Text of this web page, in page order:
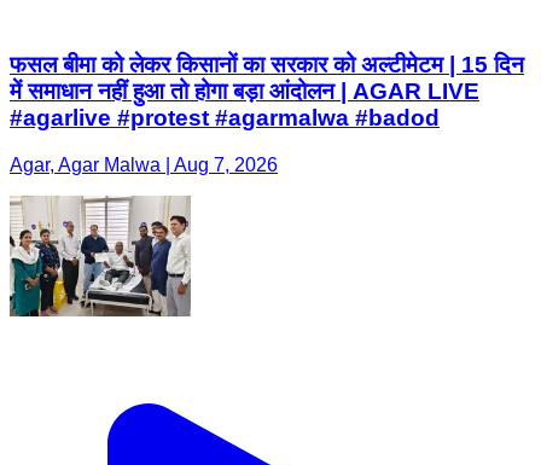
फसल बीमा को लेकर किसानों का सरकार को अल्टीमेटम | 15 दिन
में समाधान नहीं हुआ तो होगा बड़ा आंदोलन | AGAR LIVE
#agarlive #protest #agarmalwa #badod
Agar, Agar Malwa | Aug 7, 2026